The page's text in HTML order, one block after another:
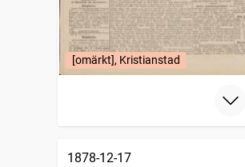
[omärkt], Kristianstad
1878-12-17